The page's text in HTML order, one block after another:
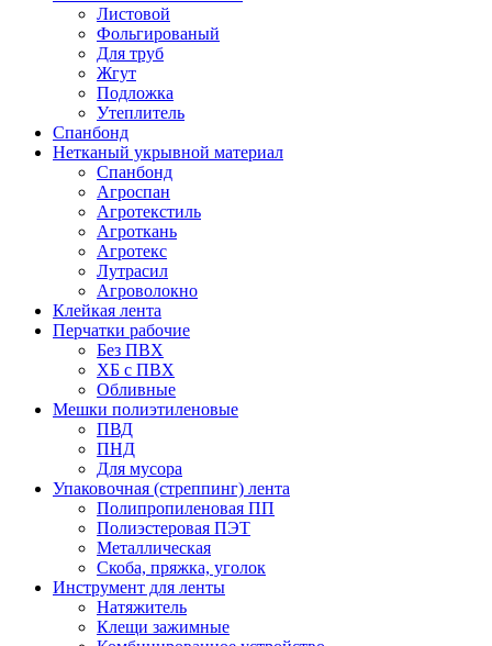
Листовой
Фольгированый
Для труб
Жгут
Подложка
Утеплитель
Спанбонд
Нетканый укрывной материал
Спанбонд
Агроспан
Агротекстиль
Агроткань
Агротекс
Лутрасил
Агроволокно
Клейкая лента
Перчатки рабочие
Без ПВХ
ХБ с ПВХ
Обливные
Мешки полиэтиленовые
ПВД
ПНД
Для мусора
Упаковочная (стреппинг) лента
Полипропиленовая ПП
Полиэстеровая ПЭТ
Металлическая
Скоба, пряжка, уголок
Инструмент для ленты
Натяжитель
Клещи зажимные